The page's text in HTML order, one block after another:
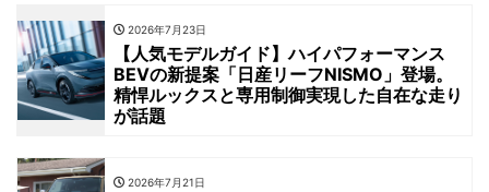
2026年7月23日
【人気モデルガイド】ハイパフォーマンス
BEVの新提案「日産リーフNISMO」登場。
精悍ルックスと専用制御実現した自在な走り
が話題
2026年7月21日